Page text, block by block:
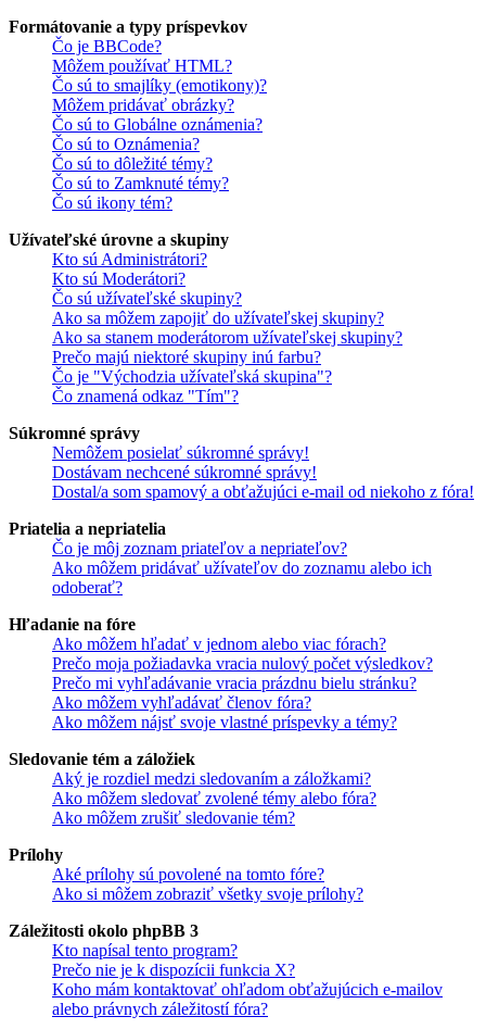
Formátovanie a typy príspevkov
Čo je BBCode?
Môžem používať HTML?
Čo sú to smajlíky (emotikony)?
Môžem pridávať obrázky?
Čo sú to Globálne oznámenia?
Čo sú to Oznámenia?
Čo sú to dôležité témy?
Čo sú to Zamknuté témy?
Čo sú ikony tém?
Užívateľské úrovne a skupiny
Kto sú Administrátori?
Kto sú Moderátori?
Čo sú užívateľské skupiny?
Ako sa môžem zapojiť do užívateľskej skupiny?
Ako sa stanem moderátorom užívateľskej skupiny?
Prečo majú niektoré skupiny inú farbu?
Čo je "Východzia užívateľská skupina"?
Čo znamená odkaz "Tím"?
Súkromné správy
Nemôžem posielať súkromné správy!
Dostávam nechcené súkromné správy!
Dostal/a som spamový a obťažujúci e-mail od niekoho z fóra!
Priatelia a nepriatelia
Čo je môj zoznam priateľov a nepriateľov?
Ako môžem pridávať užívateľov do zoznamu alebo ich
odoberať?
Hľadanie na fóre
Ako môžem hľadať v jednom alebo viac fórach?
Prečo moja požiadavka vracia nulový počet výsledkov?
Prečo mi vyhľadávanie vracia prázdnu bielu stránku?
Ako môžem vyhľadávať členov fóra?
Ako môžem nájsť svoje vlastné príspevky a témy?
Sledovanie tém a záložiek
Aký je rozdiel medzi sledovaním a záložkami?
Ako môžem sledovať zvolené témy alebo fóra?
Ako môžem zrušiť sledovanie tém?
Prílohy
Aké prílohy sú povolené na tomto fóre?
Ako si môžem zobraziť všetky svoje prílohy?
Záležitosti okolo phpBB 3
Kto napísal tento program?
Prečo nie je k dispozícii funkcia X?
Koho mám kontaktovať ohľadom obťažujúcich e-mailov
alebo právnych záležitostí fóra?